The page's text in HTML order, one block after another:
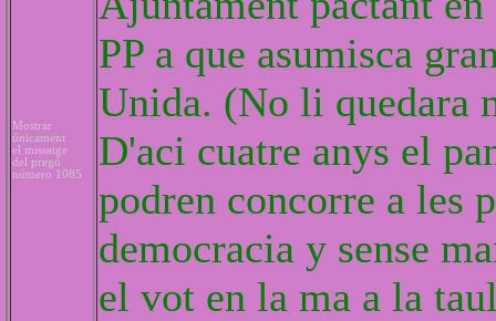
Mostrar
únicament
el missatge
del pregó
número 1085
PP a que asumisca
Unida. (No li quedara
D'aci cuatre anys el
podren concorre a les
democracia y sense
el vot en la ma a la